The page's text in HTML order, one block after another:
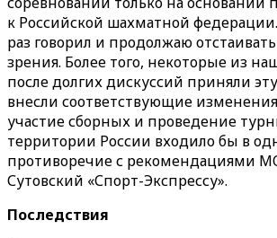
к Российской шахматной
раз говорил и продолжаю
зрения. Более того, некоторые из
после долгих дискуссий приняли
внесли соответствующие
участие сборных и проведение
территории России входило бы в
противоречие с рекомендациями
Сутовский «Спорт-Экспрессу».
Последствия